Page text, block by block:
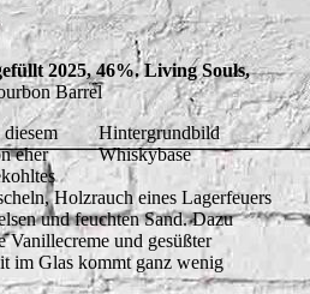
2025, 46%. Living Souls,
Barrel
Hintergrundbild
Whiskybase
eher
Holzrauch eines Lagerfeuers
und feuchten Sand. Dazu
Vanillecreme und gesüßter
im Glas kommt ganz wenig